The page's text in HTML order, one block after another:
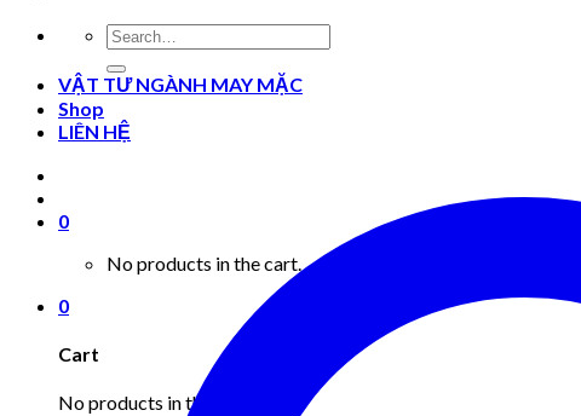
Search
for:
VẬT TƯ NGÀNH MAY MẶC
Shop
LIÊN HỆ
0
No products in the cart.
0
Cart
No products in the cart.